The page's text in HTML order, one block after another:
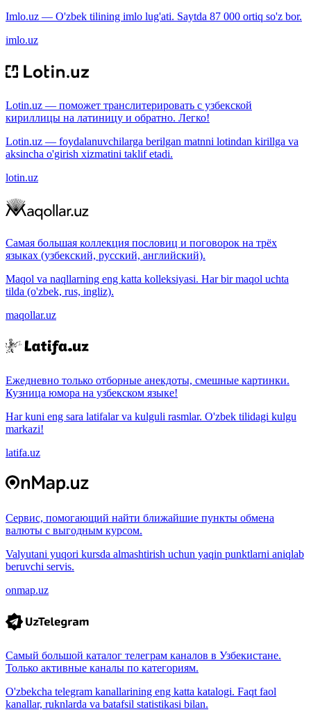
Imlo.uz — O'zbek tilining imlo lug'ati. Saytda 87 000 ortiq so'z bor.
imlo.uz
Lotin.uz — поможет транслитерировать с узбекской
кириллицы на латиницу и обратно. Легко!
Lotin.uz — foydalanuvchilarga berilgan matnni lotindan kirillga va
aksincha o'girish xizmatini taklif etadi.
lotin.uz
Самая большая коллекция пословиц и поговорок на трёх
языках (узбекский, русский, английский).
Maqol va naqllarning eng katta kolleksiyasi. Har bir maqol uchta
tilda (o'zbek, rus, ingliz).
maqollar.uz
Ежедневно только отборные анекдоты, смешные картинки.
Кузница юмора на узбекском языке!
Har kuni eng sara latifalar va kulguli rasmlar. O'zbek tilidagi kulgu
markazi!
latifa.uz
Сервис, помогающий найти ближайшие пункты обмена
валюты с выгодным курсом.
Valyutani yuqori kursda almashtirish uchun yaqin punktlarni aniqlab
beruvchi servis.
onmap.uz
Самый большой каталог телеграм каналов в Узбекистане.
Только активные каналы по категориям.
O'zbekcha telegram kanallarining eng katta katalogi. Faqt faol
kanallar, ruknlarda va batafsil statistikasi bilan.